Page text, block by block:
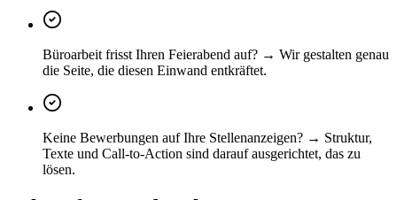
Büroarbeit frisst Ihren Feierabend auf? → Wir gestalten genau
die Seite, die diesen Einwand entkräftet.
Keine Bewerbungen auf Ihre Stellenanzeigen? → Struktur,
Texte und Call-to-Action sind darauf ausgerichtet, das zu
lösen.